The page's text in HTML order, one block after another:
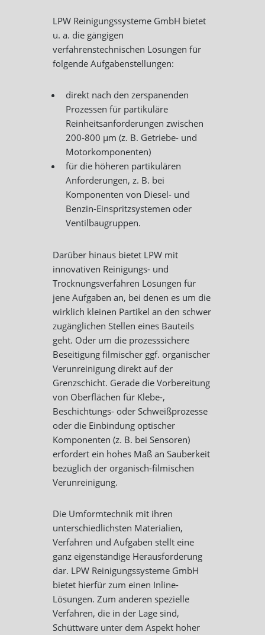
LPW Reinigungssysteme GmbH bietet
u. a. die gängigen
verfahrenstechnischen Lösungen für
folgende Aufgabenstellungen:
direkt nach den zerspanenden
Prozessen für partikuläre
Reinheitsanforderungen zwischen
200-800 µm (z. B. Getriebe- und
Motorkomponenten)
für die höheren partikulären
Anforderungen, z. B. bei
Komponenten von Diesel- und
Benzin-Einspritzsystemen oder
Ventilbaugruppen.
Darüber hinaus bietet LPW mit
innovativen Reinigungs- und
Trocknungsverfahren Lösungen für
jene Aufgaben an, bei denen es um die
wirklich kleinen Partikel an den schwer
zugänglichen Stellen eines Bauteils
geht. Oder um die prozesssichere
Beseitigung filmischer ggf. organischer
Verunreinigung direkt auf der
Grenzschicht. Gerade die Vorbereitung
von Oberflächen für Klebe-,
Beschichtungs- oder Schweißprozesse
oder die Einbindung optischer
Komponenten (z. B. bei Sensoren)
erfordert ein hohes Maß an Sauberkeit
bezüglich der organisch-filmischen
Verunreinigung.
Die Umformtechnik mit ihren
unterschiedlichsten Materialien,
Verfahren und Aufgaben stellt eine
ganz eigenständige Herausforderung
dar. LPW Reinigungssysteme GmbH
bietet hierfür zum einen Inline-
Lösungen. Zum anderen spezielle
Verfahren, die in der Lage sind,
Schüttware unter dem Aspekt hoher